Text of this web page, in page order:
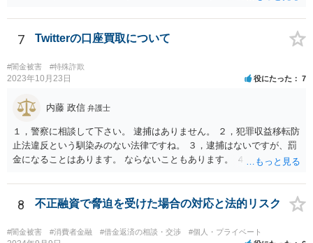
額を求めていく、分割等の支払方法を求めて行く等の方法もあります
し、時間的にも、今すぐではなく、時間•期間をかけて対応して行くこ
とができます。あなたが心身に変調をきたしては、元も子もありませ
んので。 いずれにしても、何かあったら速やか相談可能なお住まい
の地域の弁護士に直接相談してみて下さい（弁護士会や法テラス等で
7 Twitterの口座買取について
#闇金被害 #特殊詐欺
2023年10月23日 役にたった 7
内藤 政信 弁護士
１，警察に相談して下さい。 逮捕はありません。 ２，犯罪収益移転防
止法違反という馴染みのない法律ですね。 ３，逮捕はないですが、罰
金になることはあります。 ならないこともあります。 ４，警察に自主
8 不正融資で脅迫を受けた場合の対応と法的リスク
#闇金被害 #消費者金融 #借金返済の相談・交渉 #個人・プライベート